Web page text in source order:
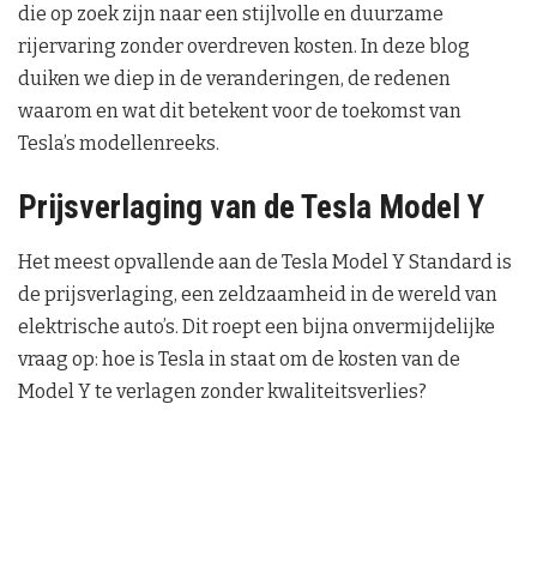
die op zoek zijn naar een stijlvolle en duurzame
rijervaring zonder overdreven kosten. In deze blog
duiken we diep in de veranderingen, de redenen
waarom en wat dit betekent voor de toekomst van
Tesla’s modellenreeks.
Prijsverlaging van de Tesla Model Y
Het meest opvallende aan de Tesla Model Y Standard is
de prijsverlaging, een zeldzaamheid in de wereld van
elektrische auto’s. Dit roept een bijna onvermijdelijke
vraag op: hoe is Tesla in staat om de kosten van de
Model Y te verlagen zonder kwaliteitsverlies?